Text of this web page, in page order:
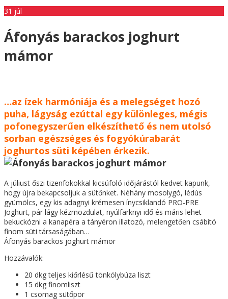
31 júl
Áfonyás barackos joghurt
mámor
…az ízek harmóniája és a melegséget hozó
puha, lágyság ezúttal egy különleges, mégis
pofonegyszerűen elkészíthető és nem utolsó
sorban egészséges és fogyókúrabarát
joghurtos süti képében érkezik.
A júliust őszi tizenfokokkal kicsúfoló időjárástól kedvet kapunk,
hogy újra bekapcsoljuk a sütőnket. Néhány mosolygó, lédús
gyümölcs, egy kis adagnyi krémesen ínycsiklandó PRO-PRE
Joghurt, pár lágy kézmozdulat, nyúlfarknyi idő és máris lehet
bekuckózni a kanapéra a tányéron illatozó, melengetően csábító
finom süti társaságában…
Áfonyás barackos joghurt mámor
Hozzávalók:
20 dkg teljes kiőrlésű tönkölybúza liszt
15 dkg finomliszt
1 csomag sütőpor